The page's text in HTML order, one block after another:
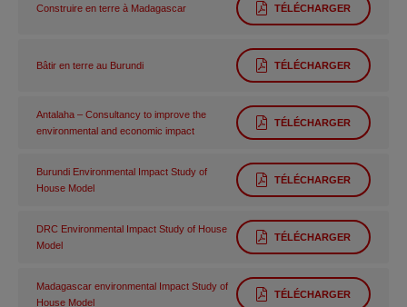
Construire en terre à Madagascar TÉLÉCHARGER
Bâtir en terre au Burundi TÉLÉCHARGER
Antalaha – Consultancy to improve the
environmental and economic impact
TÉLÉCHARGER
Burundi Environmental Impact Study of
House Model
TÉLÉCHARGER
DRC Environmental Impact Study of House
Model
TÉLÉCHARGER
Madagascar environmental Impact Study of
House Model
TÉLÉCHARGER